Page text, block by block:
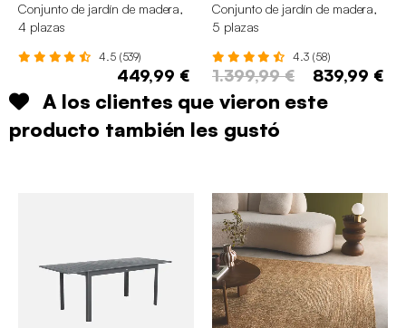
Conjunto de jardín de madera,
4 plazas
4.5 (539)
449,99 €
Conjunto de jardín de madera,
5 plazas
4.3 (58)
1.399,99 € 839,99 €
A los clientes que vieron este
producto también les gustó